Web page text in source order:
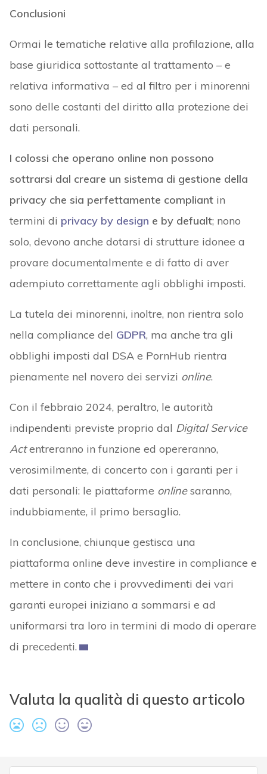
Conclusioni
Ormai le tematiche relative alla profilazione, alla
base giuridica sottostante al trattamento – e
relativa informativa – ed al filtro per i minorenni
sono delle costanti del diritto alla protezione dei
dati personali.
I colossi che operano online non possono
sottrarsi dal creare un sistema di gestione della
privacy che sia perfettamente compliantin
termini di privacy by design e by defualt; nono
solo, devono anche dotarsi di strutture idonee a
provare documentalmente e di fatto di aver
adempiuto correttamente agli obblighi imposti.
La tutela dei minorenni, inoltre, non rientra solo
nella compliance del GDPR, ma anche tra gli
obblighi imposti dal DSA e PornHub rientra
pienamente nel novero dei servizi online.
Con il febbraio 2024, peraltro, le autorità
indipendenti previste proprio dal Digital Service
Actentreranno in funzione ed opereranno,
verosimilmente, di concerto con i garanti per i
dati personali: le piattaforme onlinesaranno,
indubbiamente, il primo bersaglio.
In conclusione, chiunque gestisca una
piattaforma online deve investire in compliance e
mettere in conto che i provvedimenti dei vari
garanti europei iniziano a sommarsi e ad
uniformarsi tra loro in termini di modo di operare
di precedenti.
Valuta la qualità di questo articolo